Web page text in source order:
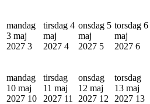
mandag
3 maj
2027 3
tirsdag 4
maj
2027 4
onsdag 5
maj
2027 5
torsdag 6
maj
2027 6
mandag
10 maj
2027 10
tirsdag
11 maj
2027 11
onsdag
12 maj
2027 12
torsdag
13 maj
2027 13